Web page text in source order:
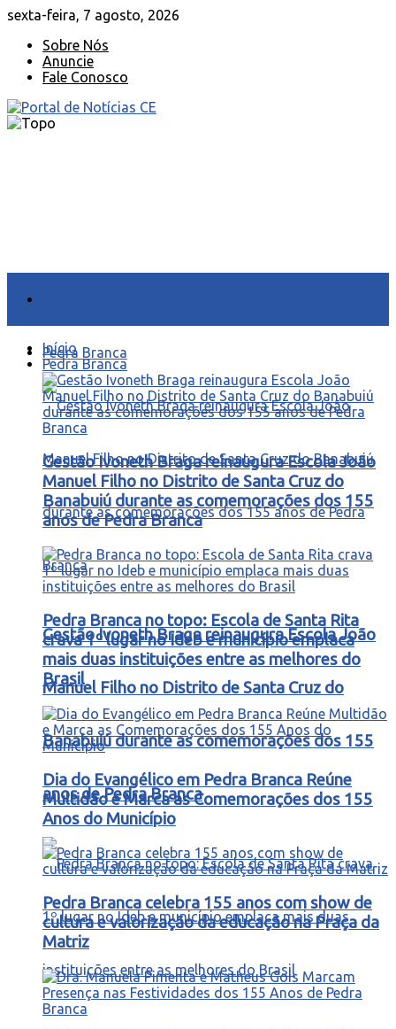
sexta-feira, 7 agosto, 2026
Sobre Nós
Anuncie
Fale Conosco
Pedra Branca
Gestão Ivoneth Braga reinaugura Escola João
Manuel Filho no Distrito de Santa Cruz do
Banabuiú durante as comemorações dos 155
anos de Pedra Branca
Início
Pedra Branca
Gestão Ivoneth Braga reinaugura Escola João
Manuel Filho no Distrito de Santa Cruz do
Banabuiú durante as comemorações dos 155
anos de Pedra Branca
Pedra Branca no topo: Escola de Santa Rita
crava 1º lugar no Ideb e município emplaca
mais duas instituições entre as melhores do
Brasil
Dia do Evangélico em Pedra Branca Reúne
Multidão e Marca as Comemorações dos 155
Anos do Município
Pedra Branca celebra 155 anos com show de
cultura e valorização da educação na Praça da
Matriz